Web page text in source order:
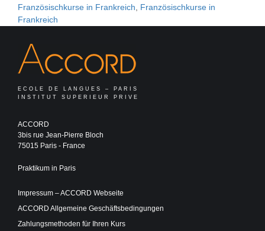
Französischkurse in Frankreich
Französischkurse in
Frankreich
ECOLE DE LANGUES – PARIS
INSTITUT SUPERIEUR PRIVE
ACCORD
3bis rue Jean-Pierre Bloch
75015 Paris - France
Praktikum in Paris
Impressum – ACCORD Webseite
ACCORD Allgemeine Geschäftsbedingungen
Zahlungsmethoden für Ihren Kurs